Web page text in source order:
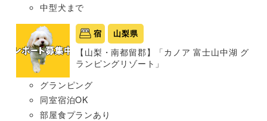
中型犬まで
宿 山梨県
【山梨・南都留郡】「カノア 富士山中湖 グ
ランピングリゾート」
グランピング
同室宿泊OK
部屋食プランあり